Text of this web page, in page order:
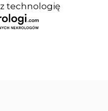
technologię